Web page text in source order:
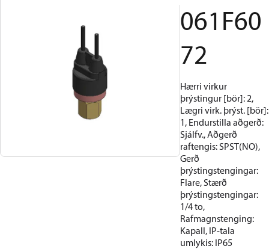
061F60
72
Hærri virkur
þrýstingur [bör]: 2,
Lægri virk. þrýst. [bör]:
1, Endurstilla aðgerð:
Sjálfv., Aðgerð
raftengis: SPST(NO),
Gerð
þrýstingstengingar:
Flare, Stærð
þrýstingstengingar:
1/4 to,
Rafmagnstenging:
Kapall, IP-tala
umlykis: IP65